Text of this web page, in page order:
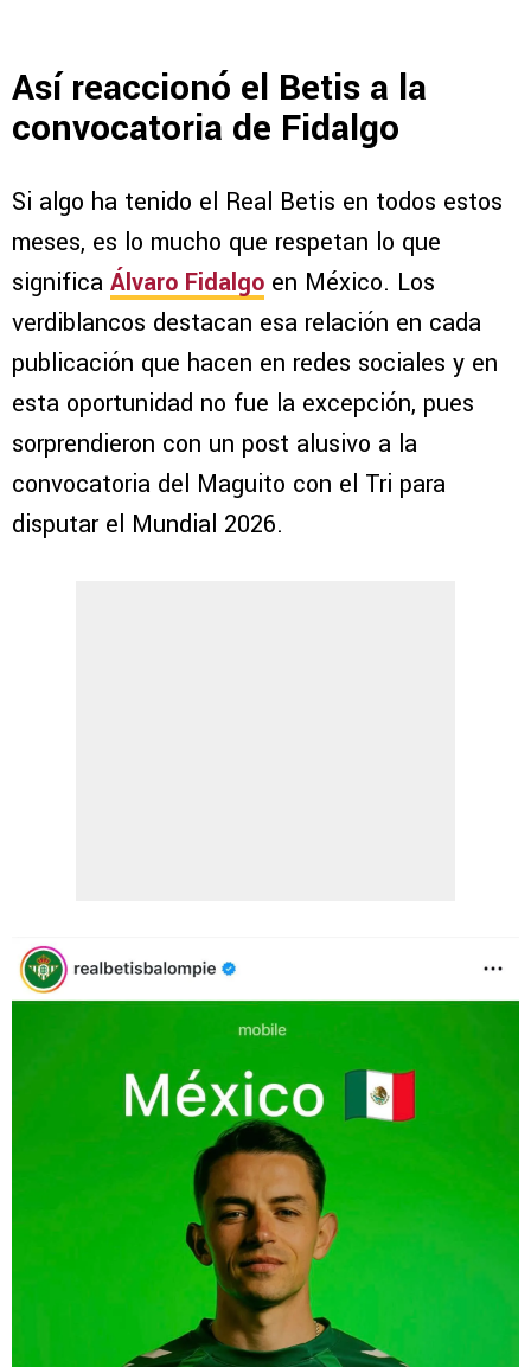
Así reaccionó el Betis a la
convocatoria de Fidalgo
Si algo ha tenido el Real Betis en todos estos
meses, es lo mucho que respetan lo que
significa Álvaro Fidalgo en México. Los
verdiblancos destacan esa relación en cada
publicación que hacen en redes sociales y en
esta oportunidad no fue la excepción, pues
sorprendieron con un post alusivo a la
convocatoria del Maguito con el Tri para
disputar el Mundial 2026.